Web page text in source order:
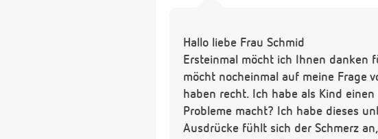
Hallo liebe Frau Schmid
Ersteinmal möcht ich Ihnen danken
möcht nocheinmal auf meine Frage
haben recht. Ich habe als Kind
Probleme macht? Ich habe dieses
Ausdrücke fühlt sich der Schmerz